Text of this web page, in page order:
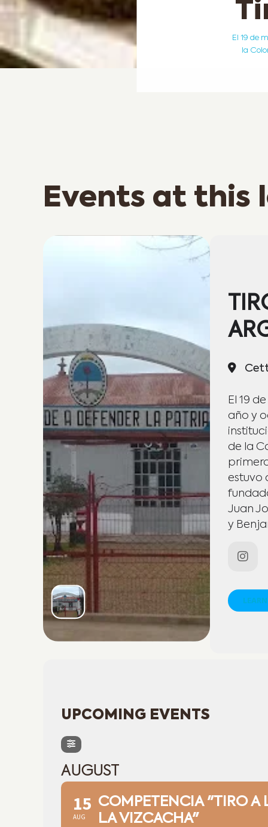
El 19 de
la
Events at this
El 19
año y
de la
estuvo
Juan
y
UPCOMING EVENTS
AUGUST
15
AUG
COMPETENCIA "TIRO A
LA VIZCACHA"